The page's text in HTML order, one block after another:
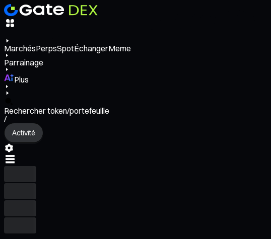
MarchésPerpsSpotÉchangerMeme
Parrainage
Plus
Rechercher token/portefeuille
/
Activité